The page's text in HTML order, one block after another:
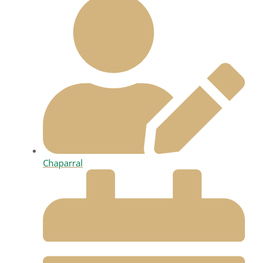
Chaparral